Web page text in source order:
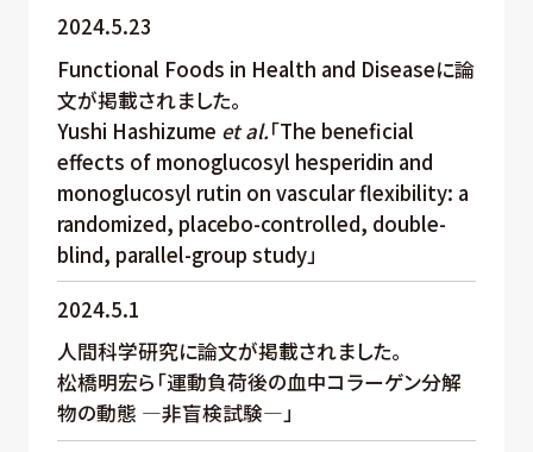
2024.5.23
Functional Foods in Health and Diseaseに論
文が掲載されました。
Yushi Hashizume et al.「The beneficial
effects of monoglucosyl hesperidin and
monoglucosyl rutin on vascular flexibility: a
randomized, placebo-controlled, double-
blind, parallel-group study」
2024.5.1
人間科学研究に論文が掲載されました。
松橋明宏ら「運動負荷後の血中コラーゲン分解
物の動態 ―非盲検試験―」